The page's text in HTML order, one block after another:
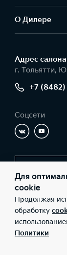
О Дилере
Адрес салонa
г. Тольятти,
+7
Соцсети
© 2026
Тольятти,
6321067760;
(Фактический
08 80; ИНН:
Для
cookie
Продолжая
обработку
Политики